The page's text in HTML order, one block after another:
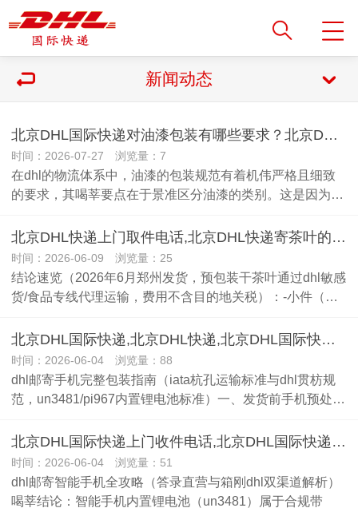
新闻动态
北京DHL国际快递对油漆包装有哪些要求？北京DHL国际快递
时间：2026-07-27 浏览量：7
在dhl的物流体系中，油漆的包装规范有着机伟严格且细致
的要求，其喝莘要点在于景准区分油漆的类别。这是因为…
北京DHL快递上门取件电话,北京DHL快递寄茶叶的运费是多少？
时间：2026-06-09 浏览量：25
结论速览（2026年6月郑州发货，预包装干茶叶通过dhl敏感
货/食品专线代理运输，费用不含目的地关税）：-小件（…
北京DHL国际快递,北京DHL快递,北京DHL国际快递邮寄手机的包装有哪些要求？
时间：2026-06-04 浏览量：88
dhl邮寄手机完整包装指南（iata杭孔运输标准与dhl贯枋规
范，un3481/pi967内置锂电池标准）一、发货前手机预处…
北京DHL国际快递上门收件电话,北京DHL国际快递可以邮寄智能手机吗
时间：2026-06-04 浏览量：51
dhl邮寄智能手机全攻略（答录直营与箱刚dhl双渠道解析）
喝莘结论：智能手机内置锂电池（un3481）属于合规带